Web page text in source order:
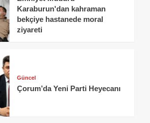
Karaburun'dan kahraman
bekçiye hastanede moral
ziyareti
Güncel
Çorum’da Yeni Parti Heyecanı